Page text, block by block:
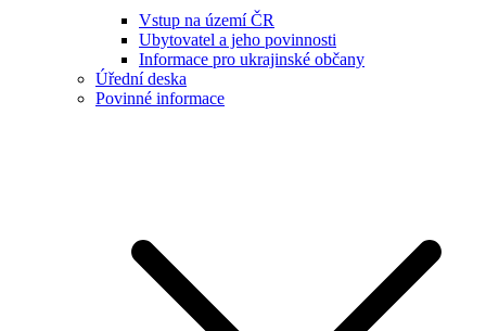
Vstup na území ČR
Ubytovatel a jeho povinnosti
Informace pro ukrajinské občany
Úřední deska
Povinné informace